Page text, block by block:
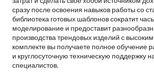
сразу после освоения навыков работы со
библиотека готовых шаблонов сократит
моделирование и предоставит
производства трендовых изделий с
комплекте вы получаете полное обучение
и круглосуточную техническую поддержку
специалистов.